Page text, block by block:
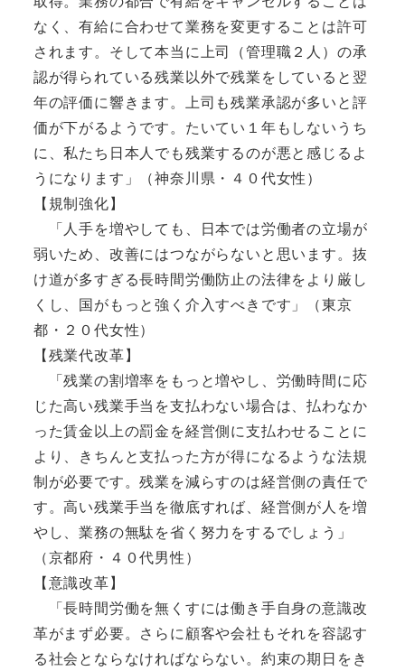
なく、有給に合わせて業務を変更することは許可
されます。そして本当に上司（管理職２人）の承
認が得られている残業以外で残業をしていると翌
年の評価に響きます。上司も残業承認が多いと評
価が下がるようです。たいてい１年もしないうち
に、私たち日本人でも残業するのが悪と感じるよ
うになります」（神奈川県・４０代女性）
【規制強化】
「人手を増やしても、日本では労働者の立場が
弱いため、改善にはつながらないと思います。抜
け道が多すぎる長時間労働防止の法律をより厳し
くし、国がもっと強く介入すべきです」（東京
都・２０代女性）
【残業代改革】
「残業の割増率をもっと増やし、労働時間に応
じた高い残業手当を支払わない場合は、払わなか
った賃金以上の罰金を経営側に支払わせることに
より、きちんと支払った方が得になるような法規
制が必要です。残業を減らすのは経営側の責任で
す。高い残業手当を徹底すれば、経営側が人を増
やし、業務の無駄を省く努力をするでしょう」
（京都府・４０代男性）
【意識改革】
「長時間労働を無くすには働き手自身の意識改
革がまず必要。さらに顧客や会社もそれを容認す
る社会とならなければならない。約束の期日をき